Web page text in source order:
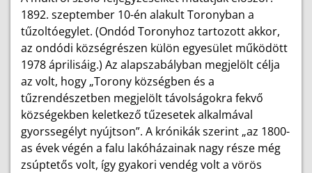
1892. szeptember 10-én alakult Toronyban a
tűzoltóegylet. (Ondód Toronyhoz tartozott akkor,
az ondódi községrészen külön egyesület működött
1978 áprilisáig.) Az alapszabályban megjelölt célja
az volt, hogy „Torony községben és a
tűzrendészetben megjelölt távolságokra fekvő
községekben keletkező tűzesetek alkalmával
gyorssegélyt nyújtson”. A krónikák szerint „az 1800-
as évek végén a falu lakóházainak nagy része még
zsúptetős volt, így gyakori vendég volt a vörös